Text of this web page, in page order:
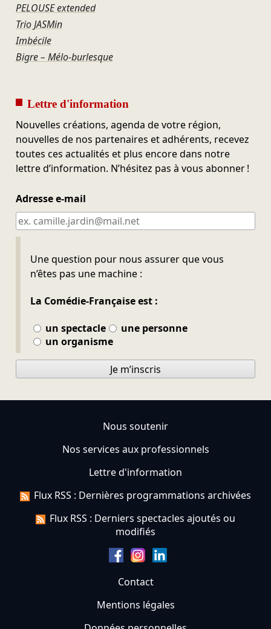
PELOUSE extended
Trio JASMin
Imbécile
Bigre – Mélo-burlesque
Lettre d'information
Nouvelles créations, agenda de votre région,
nouvelles de nos partenaires et adhérents, recevez
toutes ces actualités et plus encore dans notre
lettre d’information. N’hésitez pas à vous abonner !
Adresse e-mail
Une question pour nous assurer que vous
n’êtes pas une machine :
La Comédie-Française est :
un spectacle
une personne
un organisme
Ne pas remplir
Je m’inscris
Nous soutenir
Nos services aux professionnels
Lettre d'information
Flux RSS : Dernières programmations archivées
Flux RSS : Derniers spectacles ajoutés ou
modifiés
Contact
Mentions légales